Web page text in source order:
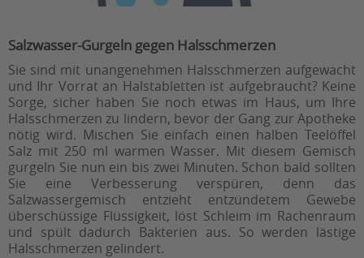
Salzwasser-Gurgeln gegen Halsschmerzen
Sie sind mit unangenehmen Halsschmerzen aufgewacht
und Ihr Vorrat an Halstabletten ist aufgebraucht? Keine
Sorge, sicher haben Sie noch etwas im Haus, um Ihre
Halsschmerzen zu lindern, bevor der Gang zur Apotheke
nötig wird. Mischen Sie einfach einen halben Teelöffel
Salz mit 250 ml warmen Wasser. Mit diesem Gemisch
gurgeln Sie nun ein bis zwei Minuten. Schon bald sollten
Sie eine Verbesserung verspüren, denn das
Salzwassergemisch entzieht entzündetem Gewebe
überschüssige Flüssigkeit, löst Schleim im Rachenraum
und spült dadurch Bakterien aus. So werden lästige
Halsschmerzen gelindert.